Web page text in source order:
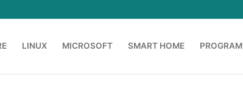
LINUX MICROSOFT SMART HOME